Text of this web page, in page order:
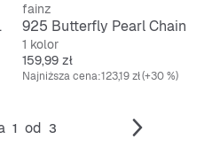
fainz
925 Butterfly Pearl Chain
1 kolor
Cena
159,99 zł
Najniższa cena:123,19 zł(+30 %)
1 od 3